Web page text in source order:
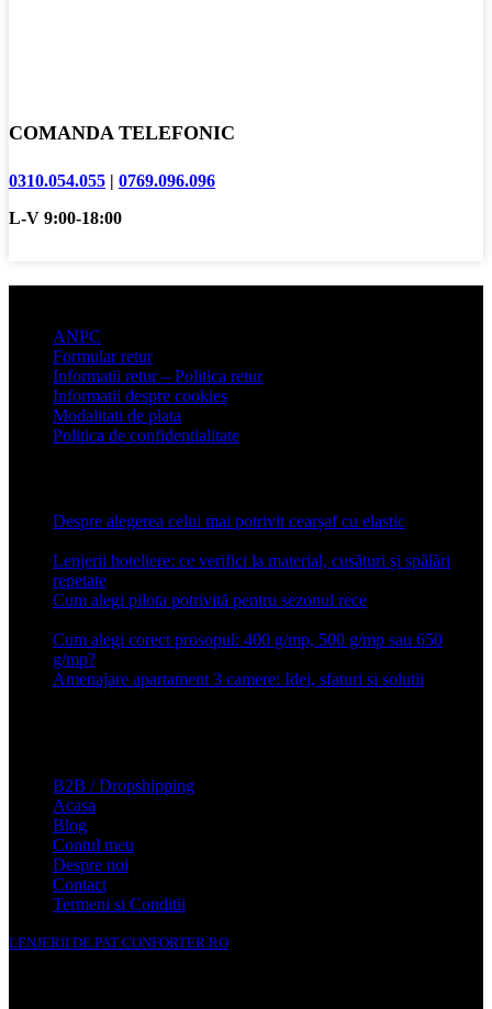
COMANDA TELEFONIC
0310.054.055 | 0769.096.096
L-V 9:00-18:00
ANPC
Formular retur
Informatii retur – Politica retur
Informatii despre cookies
Modalitati de plata
Politica de confidentialitate
Despre alegerea celui mai potrivit cearșaf cu elastic
Lenjerii hoteliere: ce verifici la material, cusături și spălări
repetate
Cum alegi pilota potrivită pentru sezonul rece
Cum alegi corect prosopul: 400 g/mp, 500 g/mp sau 650
g/mp?
Amenajare apartament 3 camere: Idei, sfaturi si solutii
B2B / Dropshipping
Acasa
Blog
Contul meu
Despre noi
Contact
Termeni si Conditii
LENJERII DE PAT CONFORTER.RO